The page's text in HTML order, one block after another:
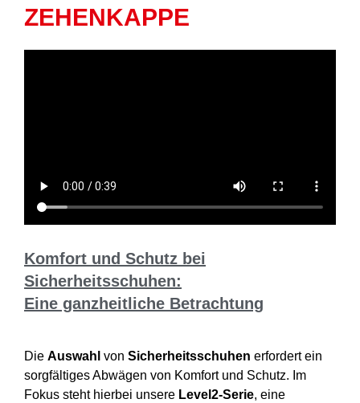
ZEHENKAPPE
Komfort und Schutz bei
Sicherheitsschuhen:
Eine ganzheitliche Betrachtung
Die Auswahl von Sicherheitsschuhen erfordert ein
sorgfältiges Abwägen von Komfort und Schutz. Im
Fokus steht hierbei unsere Level2-Serie, eine